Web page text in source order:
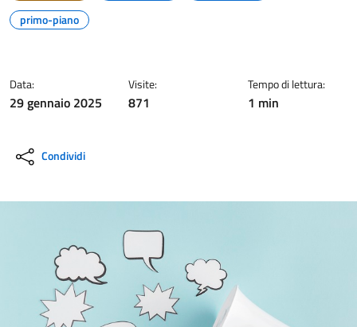
primo-piano
Data:
29 gennaio 2025
Visite:
871
Tempo di lettura:
1 min
Condividi